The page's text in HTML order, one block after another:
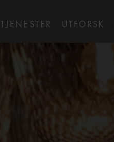
TJENESTER UTFORSK